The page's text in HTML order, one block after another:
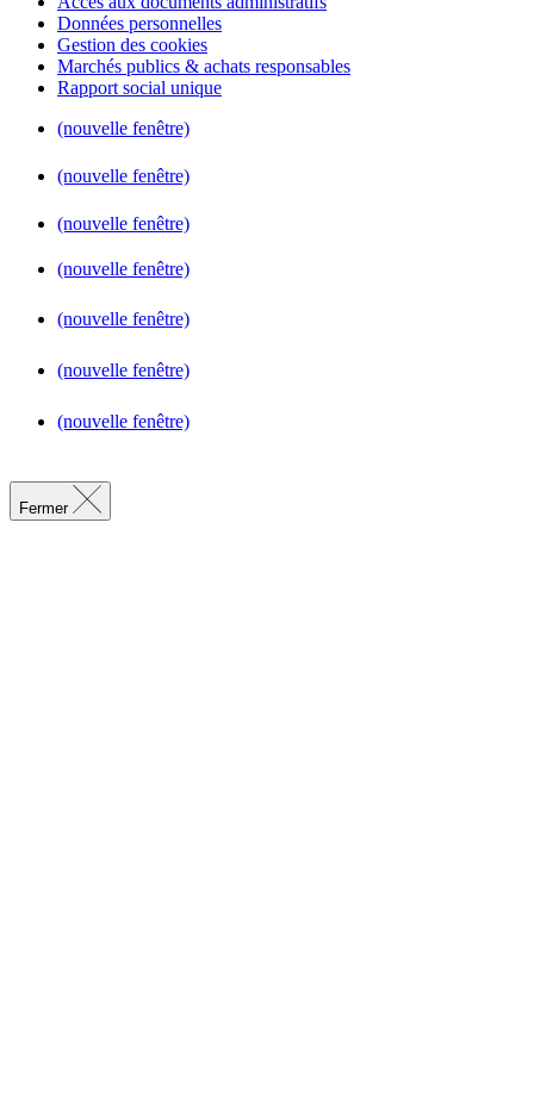
Données personnelles
Gestion des cookies
Marchés publics & achats responsables
Rapport social unique
(nouvelle fenêtre)
(nouvelle fenêtre)
(nouvelle fenêtre)
(nouvelle fenêtre)
(nouvelle fenêtre)
(nouvelle fenêtre)
(nouvelle fenêtre)
Fermer